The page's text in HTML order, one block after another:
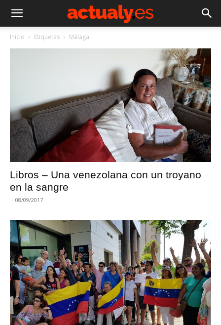
Inicio Etiquetas Málaga
Libros – Una venezolana con un troyano
en la sangre
- 08/09/2017